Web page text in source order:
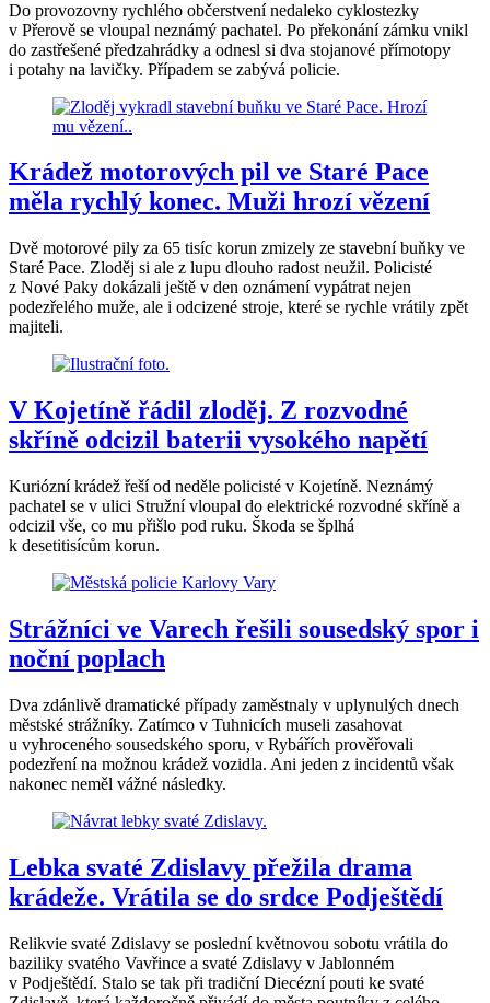
Do provozovny rychlého občerstvení nedaleko cyklostezky
v Přerově se vloupal neznámý pachatel. Po překonání zámku vnikl
do zastřešené předzahrádky a odnesl si dva stojanové přímotopy
i potahy na lavičky. Případem se zabývá policie.
Krádež motorových pil ve Staré Pace
měla rychlý konec. Muži hrozí vězení
Dvě motorové pily za 65 tisíc korun zmizely ze stavební buňky ve
Staré Pace. Zloděj si ale z lupu dlouho radost neužil. Policisté
z Nové Paky dokázali ještě v den oznámení vypátrat nejen
podezřelého muže, ale i odcizené stroje, které se rychle vrátily zpět
majiteli.
V Kojetíně řádil zloděj. Z rozvodné
skříně odcizil baterii vysokého napětí
Kuriózní krádež řeší od neděle policisté v Kojetíně. Neznámý
pachatel se v ulici Stružní vloupal do elektrické rozvodné skříně a
odcizil vše, co mu přišlo pod ruku. Škoda se šplhá
k desetitisícům korun.
Strážníci ve Varech řešili sousedský spor i
noční poplach
Dva zdánlivě dramatické případy zaměstnaly v uplynulých dnech
městské strážníky. Zatímco v Tuhnicích museli zasahovat
u vyhroceného sousedského sporu, v Rybářích prověřovali
podezření na možnou krádež vozidla. Ani jeden z incidentů však
nakonec neměl vážné následky.
Lebka svaté Zdislavy přežila drama
krádeže. Vrátila se do srdce Podještědí
Relikvie svaté Zdislavy se poslední květnovou sobotu vrátila do
baziliky svatého Vavřince a svaté Zdislavy v Jablonném
v Podještědí. Stalo se tak při tradiční Diecézní pouti ke svaté